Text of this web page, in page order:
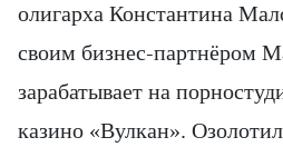
олигарха Константина
своим бизнес-партнёром
зарабатывает на
казино «Вулкан».